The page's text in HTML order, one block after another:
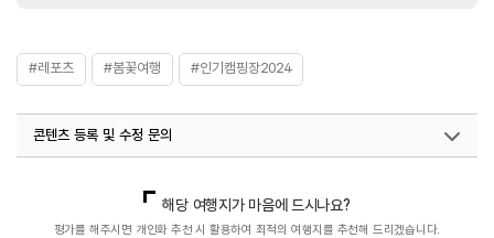
#레포츠 #봄꽃여행 #인기캠핑장2024
콘텐츠 등록 및 수정 문의
해당 여행지가 마음에 드시나요?
평가를 해주시면 개인화 추천 시 활용하여 최적의 여행지를 추천해 드리겠습니다.